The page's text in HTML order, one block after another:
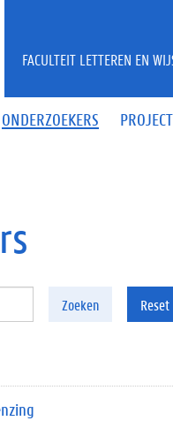
ONDERZOEKERS
FACULTEIT LETTEREN EN
Zoeken Reset